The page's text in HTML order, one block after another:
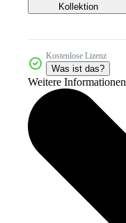
Kollektion
Kostenlose Lizenz
Was ist das?
Weitere Informationen